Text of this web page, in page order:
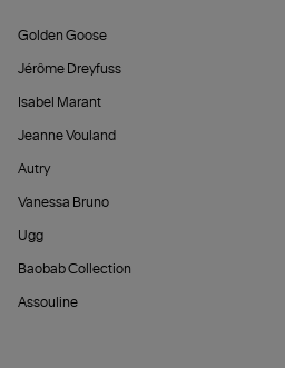
Golden Goose
Jérôme Dreyfuss
Isabel Marant
Jeanne Vouland
Autry
Vanessa Bruno
Ugg
Baobab Collection
Assouline